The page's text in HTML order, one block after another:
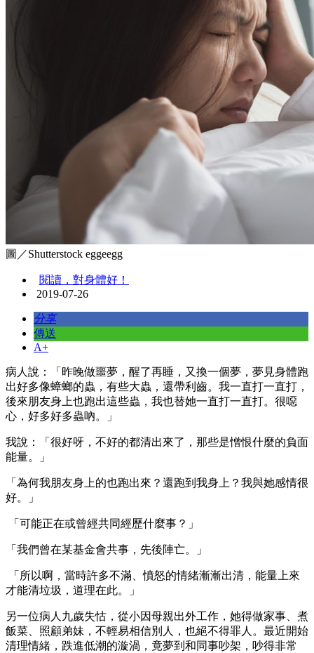
圖／Shutterstock eggeegg
閱讀，對身體好！
2019-07-26
分享
傳送
A+
病人說：「昨晚做噩夢，醒了再睡，又換一個夢，夢見身體跑
出好多像蟑螂的蟲，有些大蟲，還帶利齒。我一直打一直打，
後來朋友身上也跑出這些蟲，我也替她一直打一直打。很噁
心，好多好多蟲吶。」
我說：「很好呀，不好的都清出來了，那些是憎恨什麼的負面
能量。」
「為何我朋友身上的也跑出來？還跑到我身上？我與她感情很
好。」
「可能正在或曾經共同經歷什麼事？」
「我們曾在某基金會共事，先後陣亡。」
「所以啊，當時許多不滿、憤怒的情緒漸漸出清，能量上來
才能清垃圾，道理在此。」
另一位病人九歲失怙，從小因母親出外工作，她得做家事、煮
飯菜、照顧弟妹，不輕易相信別人，也絕不得罪人。最近開始
清理情緒，跌進低潮的漩渦，竟夢到和同事吵架，吵得非常